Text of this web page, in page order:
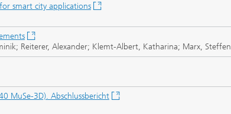
smart city applications
Reiterer, Alexander; Klemt-Albert, Katharina; Marx, Steffen
MuSe-3D). Abschlussbericht